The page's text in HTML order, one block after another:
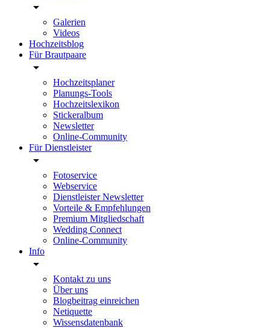
Galerien
Videos
Hochzeitsblog
Für Brautpaare
Hochzeitsplaner
Planungs-Tools
Hochzeitslexikon
Stickeralbum
Newsletter
Online-Community
Für Dienstleister
Fotoservice
Webservice
Dienstleister Newsletter
Vorteile & Empfehlungen
Premium Mitgliedschaft
Wedding Connect
Online-Community
Info
Kontakt zu uns
Über uns
Blogbeitrag einreichen
Netiquette
Wissensdatenbank